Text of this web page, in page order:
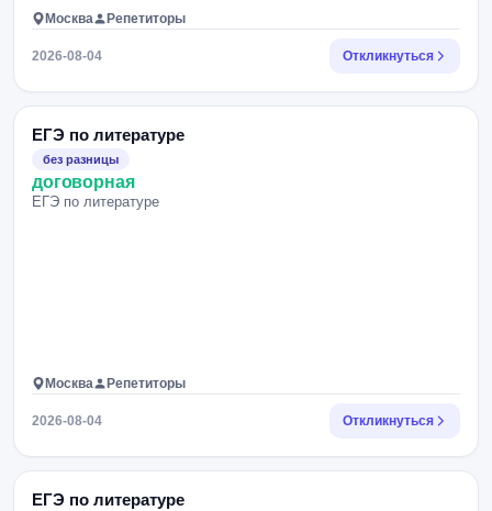
Москва Репетиторы
2026-08-04 Откликнуться
ЕГЭ по литературе
без разницы
договорная
ЕГЭ по литературе
Москва Репетиторы
2026-08-04 Откликнуться
ЕГЭ по литературе